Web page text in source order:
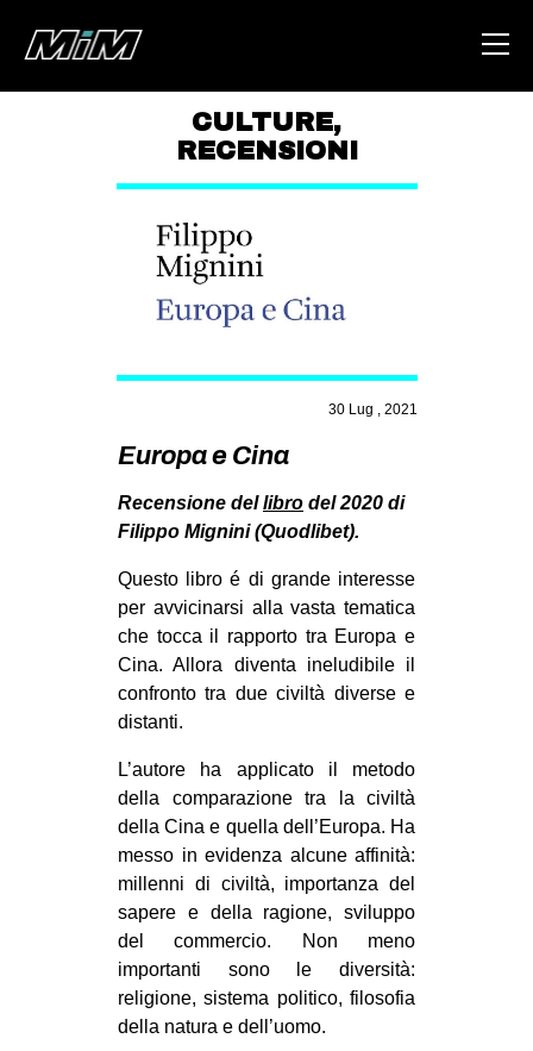
HOME
AREA
DEGENERAZIONE
CSOA LAMBRETTA
STUDENTI TSUNAMI
ZAM
MILANO
MOBILITAZIONI
SPAZI
SPORT POPOLARE
AMBIENTE
ANTIFASCISMO
DIRITTO ALL’ABITARE
GENERI
MIGRAZIONI
PRECARIATO
REPRESSIONE
CULTURE,
RECENSIONI
30 Lug , 2021
Europa e Cina
Recensione dellibro del 2020 di
Filippo Mignini (Quodlibet).
Questo libro é di grande interesse
per avvicinarsi alla vasta tematica
che tocca il rapporto tra Europa e
Cina. Allora diventa ineludibile il
confronto tra due civiltà diverse e
distanti.
L’autore ha applicato il metodo
della comparazione tra la civiltà
della Cina e quella dell’Europa. Ha
messo in evidenza alcune affinità:
millenni di civiltà, importanza del
sapere e della ragione, sviluppo
del commercio. Non meno
importanti sono le diversità:
religione, sistema politico, filosofia
della natura e dell’uomo.